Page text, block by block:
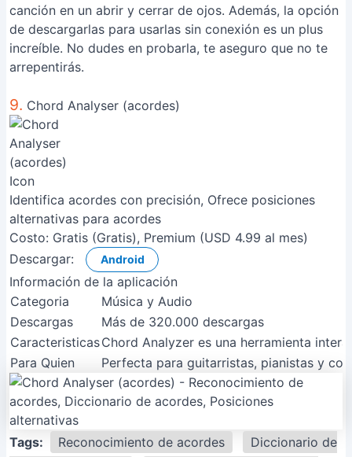
canción en un abrir y cerrar de ojos. Además, la opción
de descargarlas para usarlas sin conexión es un plus
increíble. No dudes en probarla, te aseguro que no te
arrepentirás.
9. Chord Analyser (acordes)
Identifica acordes con precisión, Ofrece posiciones
alternativas para acordes
Costo: Gratis (Gratis), Premium (USD 4.99 al mes)
Descargar:
Android
Información de la aplicación
Categoria
Música y Audio
Descargas
Más de 320.000 descargas
CaracteristicasChord Analyzer es una herramienta
Para Quien
Perfecta para guitarristas, pianistas y
Tags: Reconocimiento de acordes
Diccionario de